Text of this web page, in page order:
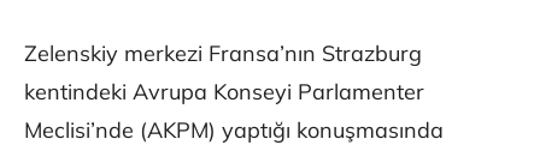
Zelenskiy merkezi Fransa’nın Strazburg
kentindeki Avrupa Konseyi Parlamenter
Meclisi’nde (AKPM) yaptığı konuşmasında